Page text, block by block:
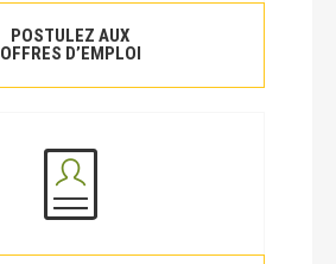
POSTULEZ AUX
OFFRES D’EMPLOI